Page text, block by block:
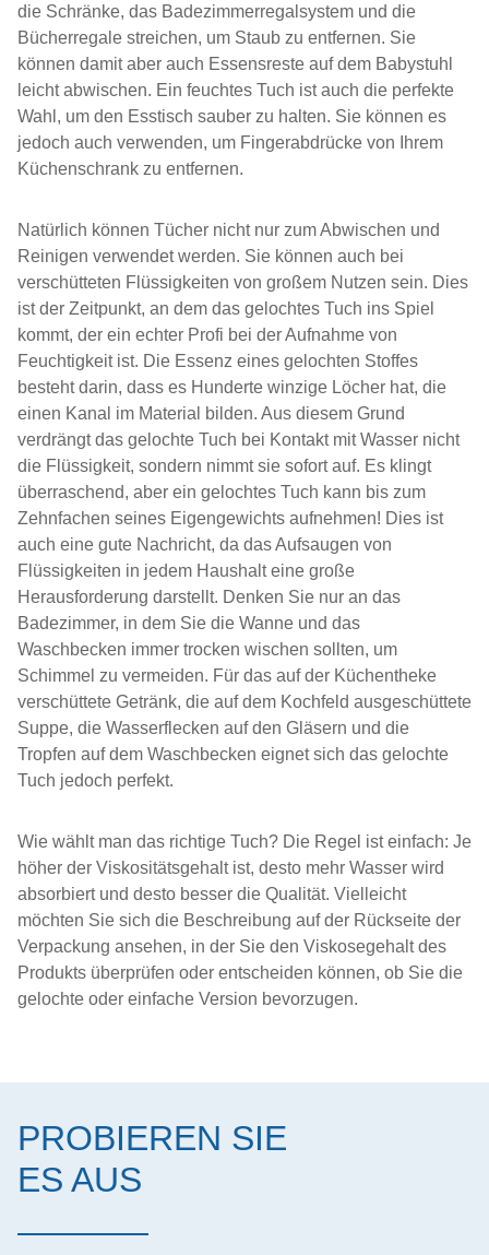
die Schränke, das Badezimmerregalsystem und die
Bücherregale streichen, um Staub zu entfernen. Sie
können damit aber auch Essensreste auf dem Babystuhl
leicht abwischen. Ein feuchtes Tuch ist auch die perfekte
Wahl, um den Esstisch sauber zu halten. Sie können es
jedoch auch verwenden, um Fingerabdrücke von Ihrem
Küchenschrank zu entfernen.
Natürlich können Tücher nicht nur zum Abwischen und
Reinigen verwendet werden. Sie können auch bei
verschütteten Flüssigkeiten von großem Nutzen sein. Dies
ist der Zeitpunkt, an dem das gelochtes Tuch ins Spiel
kommt, der ein echter Profi bei der Aufnahme von
Feuchtigkeit ist. Die Essenz eines gelochten Stoffes
besteht darin, dass es Hunderte winzige Löcher hat, die
einen Kanal im Material bilden. Aus diesem Grund
verdrängt das gelochte Tuch bei Kontakt mit Wasser nicht
die Flüssigkeit, sondern nimmt sie sofort auf. Es klingt
überraschend, aber ein gelochtes Tuch kann bis zum
Zehnfachen seines Eigengewichts aufnehmen! Dies ist
auch eine gute Nachricht, da das Aufsaugen von
Flüssigkeiten in jedem Haushalt eine große
Herausforderung darstellt. Denken Sie nur an das
Badezimmer, in dem Sie die Wanne und das
Waschbecken immer trocken wischen sollten, um
Schimmel zu vermeiden. Für das auf der Küchentheke
verschüttete Getränk, die auf dem Kochfeld ausgeschüttete
Suppe, die Wasserflecken auf den Gläsern und die
Tropfen auf dem Waschbecken eignet sich das gelochte
Tuch jedoch perfekt.
Wie wählt man das richtige Tuch? Die Regel ist einfach: Je
höher der Viskositätsgehalt ist, desto mehr Wasser wird
absorbiert und desto besser die Qualität. Vielleicht
möchten Sie sich die Beschreibung auf der Rückseite der
Verpackung ansehen, in der Sie den Viskosegehalt des
Produkts überprüfen oder entscheiden können, ob Sie die
gelochte oder einfache Version bevorzugen.
PROBIEREN SIE
ES AUS